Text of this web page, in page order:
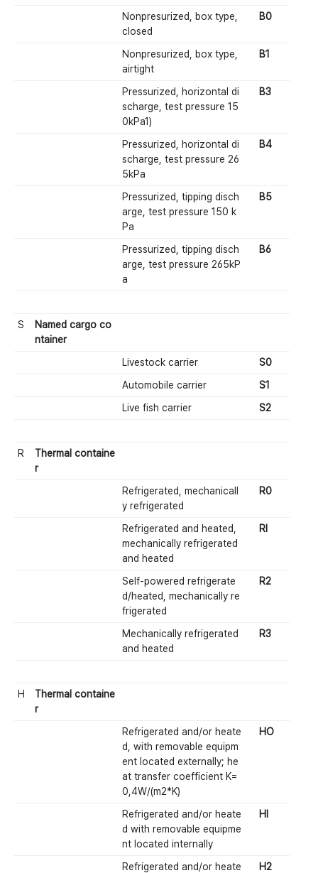
Nonpresurized, box type,
closed
B0
Nonpresurized, box type,
airtight
B1
Pressurized, horizontal di
scharge, test pressure 15
0kPa1)
B3
Pressurized, horizontal di
scharge, test pressure 26
5kPa
B4
Pressurized, tipping disch
arge, test pressure 150 k
Pa
B5
Pressurized, tipping disch
arge, test pressure 265kP
a
B6
S
Named cargo co
ntainer
Livestock carrier
S0
Automobile carrier
S1
Live fish carrier
S2
R
Thermal containe
r
Refrigerated, mechanicall
y refrigerated
R0
Refrigerated and heated,
mechanically refrigerated
and heated
RI
Self-powered refrigerate
d/heated, mechanically re
frigerated
R2
Mechanically refrigerated
and heated
R3
H
Thermal containe
r
Refrigerated and/or heate
d, with removable equipm
ent located externally; he
at transfer coefficient K=
0,4W/(m2*K)
HO
Refrigerated and/or heate
d with removable equipme
nt located internally
HI
Refrigerated and/or heate H2